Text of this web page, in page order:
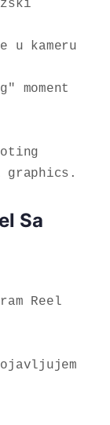
u kameru
Sa
Reel